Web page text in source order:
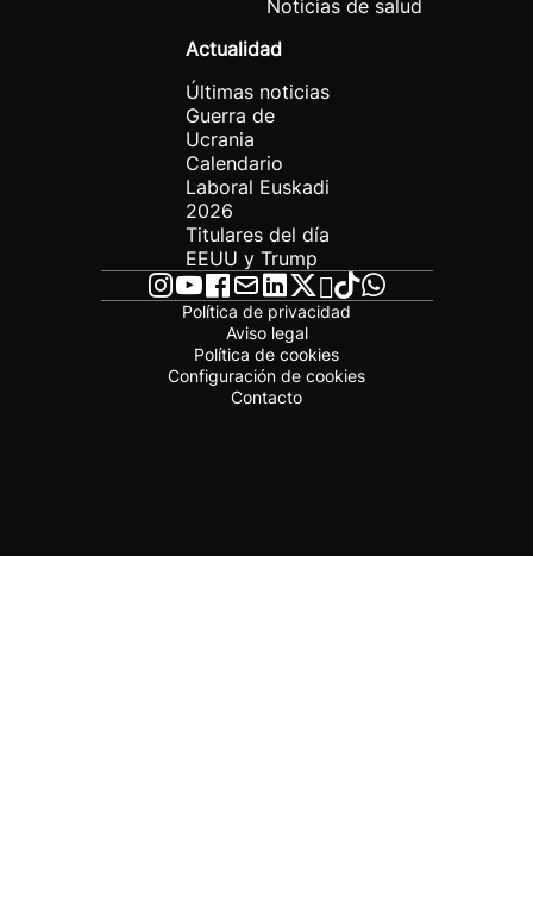
Noticias de salud
Actualidad
Últimas noticias
Guerra de
Ucrania
Calendario
Laboral Euskadi
2026
Titulares del día
EEUU y Trump
Política de privacidad
Aviso legal
Política de cookies
Configuración de cookies
Contacto